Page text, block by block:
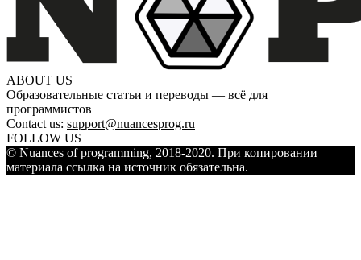
ABOUT US
Образовательные статьи и переводы — всё для
программистов
Contact us: support@nuancesprog.ru
FOLLOW US
© Nuances of programming, 2018-2020. При копировании
материала ссылка на источник обязательна.